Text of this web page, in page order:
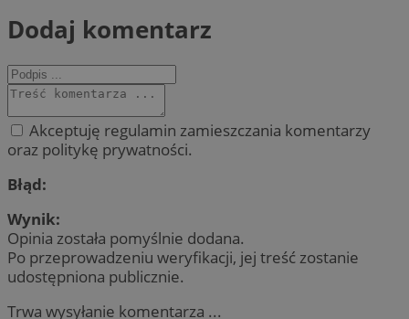
Dodaj komentarz
Akceptuję regulamin zamieszczania komentarzy
oraz politykę prywatności.
Błąd:
Wynik:
Opinia została pomyślnie dodana.
Po przeprowadzeniu weryfikacji, jej treść zostanie
udostępniona publicznie.
Trwa wysyłanie komentarza ...